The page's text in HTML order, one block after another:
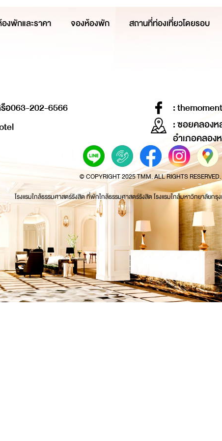
งพักและราคา จองห้องพัก สถานที่ท่องเที่ยวโดยรอบ
อ063-202-6566
:
: ซอยคลอง
อำเภอคลอง
© COPYRIGHT 2025 TMM. ALL RIGHTS RESERVED.
โรงแรมใกล้ธรรมศาสตร์รังสิต ที่พักใกล้ธรรมศาสตร์รังสิต โรงแรมใกล้มหาวิทยาลัยกรุ